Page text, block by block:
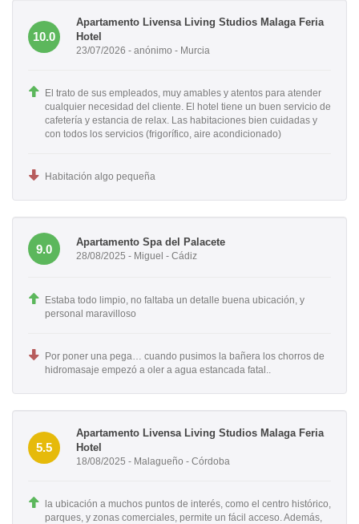
10.0
Apartamento Livensa Living Studios Malaga Feria
Hotel
23/07/2026 - anónimo - Murcia
El trato de sus empleados, muy amables y atentos para atender
cualquier necesidad del cliente. El hotel tiene un buen servicio de
cafetería y estancia de relax. Las habitaciones bien cuidadas y
con todos los servicios (frigorífico, aire acondicionado)
Habitación algo pequeña
9.0
Apartamento Spa del Palacete
28/08/2025 - Miguel - Cádiz
Estaba todo limpio, no faltaba un detalle buena ubicación, y
personal maravilloso
Por poner una pega… cuando pusimos la bañera los chorros de
hidromasaje empezó a oler a agua estancada fatal..
5.5
Apartamento Livensa Living Studios Malaga Feria
Hotel
18/08/2025 - Malagueño - Córdoba
la ubicación a muchos puntos de interés, como el centro histórico,
parques, y zonas comerciales, permite un fácil acceso. Además,